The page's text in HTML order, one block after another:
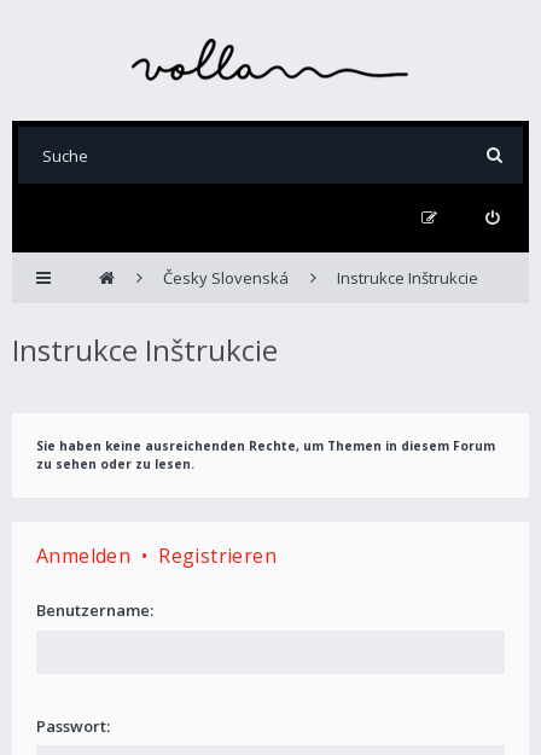
Česky Slovenská Instrukce Inštrukcie
Instrukce Inštrukcie
Sie haben keine ausreichenden Rechte, um Themen in diesem Forum
zu sehen oder zu lesen.
Anmelden • Registrieren
Benutzername:
Passwort: